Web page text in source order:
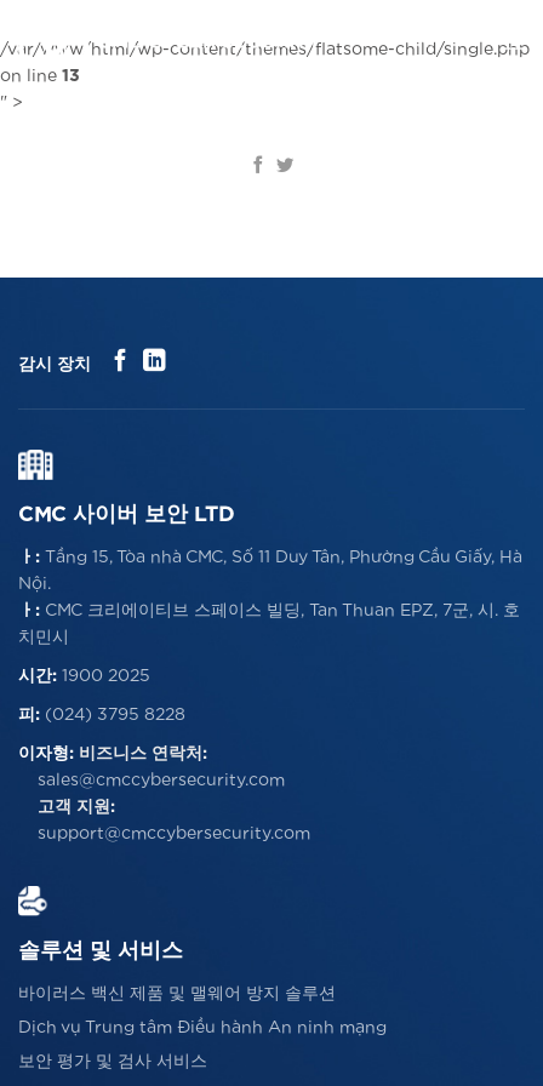
텐
로
KR
/var/www/html/wp-content/themes/flatsome-child/single.php
on line 13
" >
감시 장치
CMC 사이버 보안 LTD
ㅏ: Tầng 15, Tòa nhà CMC, Số 11 Duy Tân, Phường Cầu Giấy, Hà
Nội.
ㅏ: CMC 크리에이티브 스페이스 빌딩, Tan Thuan EPZ, 7군, 시. 호
치민시
시간: 1900 2025
피: (024) 3795 8228
이자형: 비즈니스 연락처:
sales@cmccybersecurity.com
고객 지원:
support@cmccybersecurity.com
솔루션 및 서비스
바이러스 백신 제품 및 맬웨어 방지 솔루션
Dịch vụ Trung tâm Điều hành An ninh mạng
보안 평가 및 검사 서비스